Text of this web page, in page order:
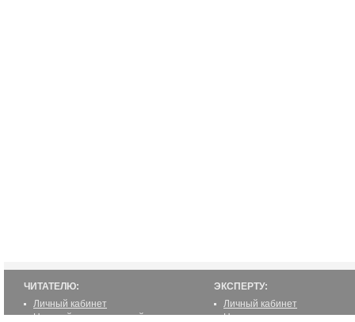
ЧИТАТЕЛЮ:
Личный кабинет
Настройка уведомлений
ЭКСПЕРТУ:
Личный кабинет
Написать статью